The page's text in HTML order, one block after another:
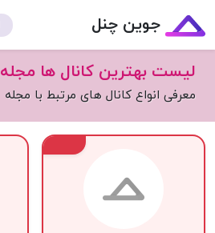
جوین چنل
لیست بهترین کانال ها مجله
معرفی انواع کانال های مرتبط با مجله